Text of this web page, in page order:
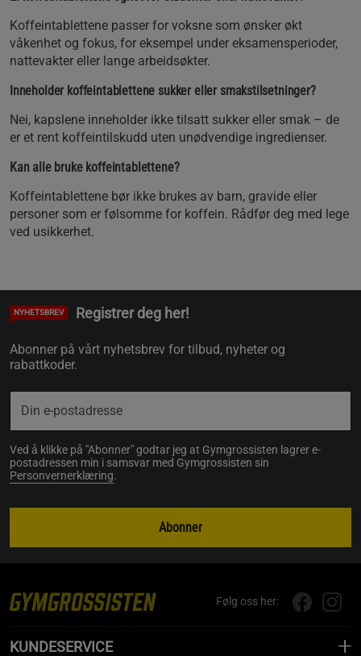
Koffeintablettene passer for voksne som ønsker økt
våkenhet og fokus, for eksempel under eksamensperioder,
nattevakter eller lange arbeidsøkter.
Inneholder koffeintablettene sukker eller smakstilsetninger?
Nei, kapslene inneholder ikke tilsatt sukker eller smak – de
er et rent koffeintilskudd uten unødvendige ingredienser.
Kan alle bruke koffeintablettene?
Koffeintablettene bør ikke brukes av barn, gravide eller
personer som er følsomme for koffein. Rådfør deg med lege
ved usikkerhet.
NYHETSBREV Registrer deg her!
Abonner på vårt nyhetsbrev for tilbud, nyheter og
rabattkoder.
Ved å klikke på "Abonner" godtar jeg at Gymgrossisten lagrer e-
postadressen min i samsvar med Gymgrossisten sin
Personvernerklæring.
Abonner
Følg oss her:
KUNDESERVICE